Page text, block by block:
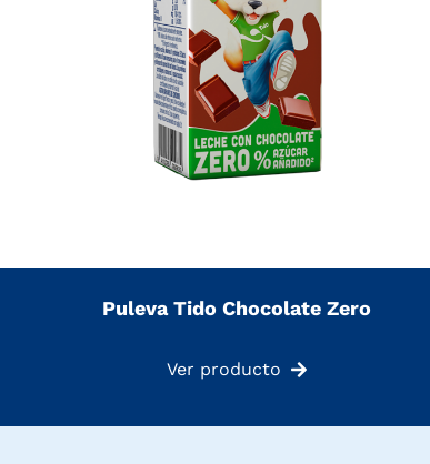
Puleva Tido Chocolate Zero
Ver producto